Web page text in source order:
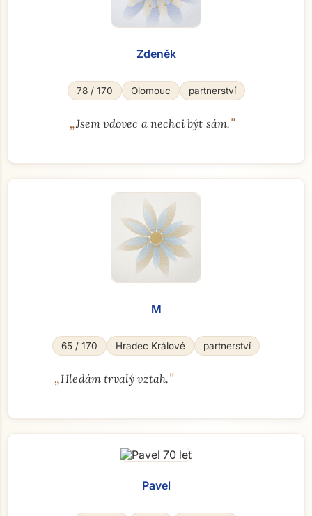
Zdeněk
78 / 170 Olomouc partnerství
„Jsem vdovec a nechci být sám."
M
65 / 170 Hradec Králové partnerství
„Hledám trvalý vztah."
Pavel